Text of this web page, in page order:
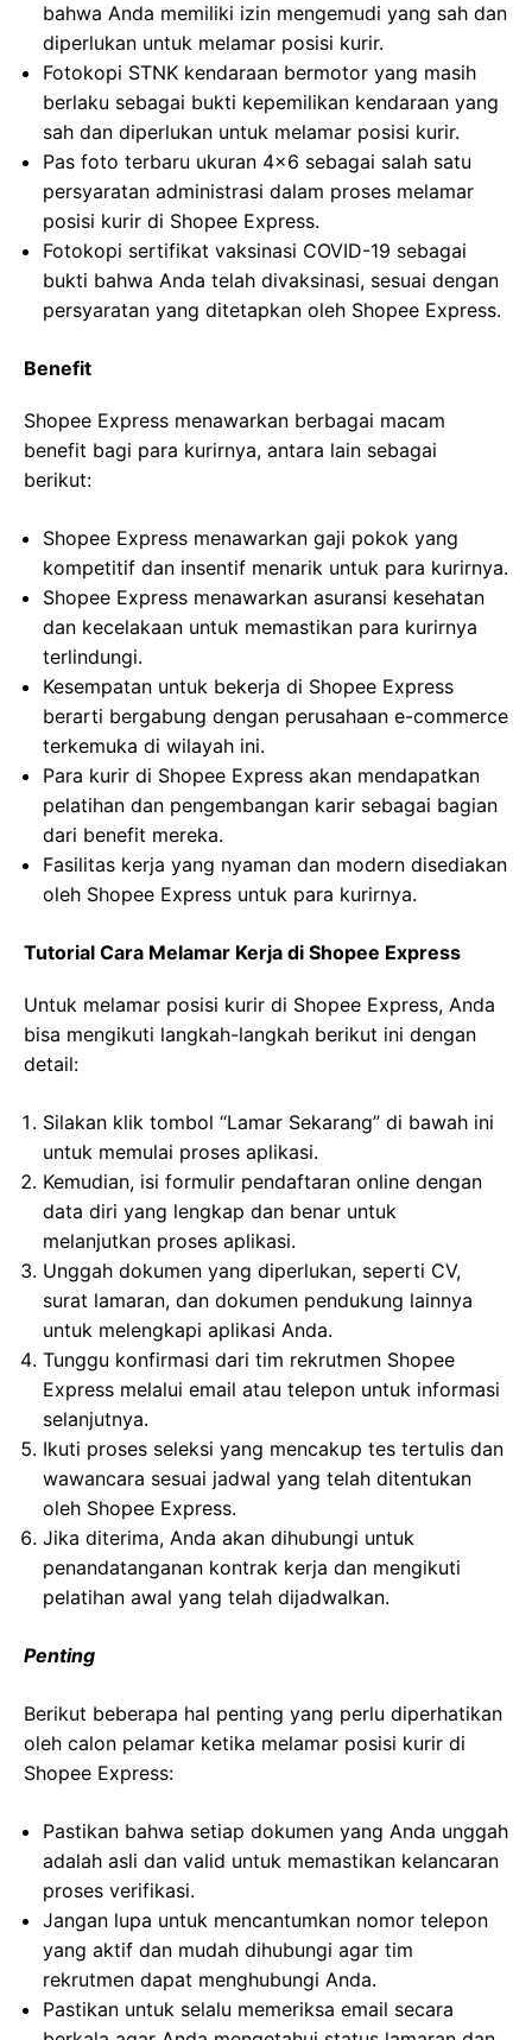
bahwa Anda memiliki izin mengemudi yang sah dan
diperlukan untuk melamar posisi kurir.
Fotokopi STNK kendaraan bermotor yang masih
berlaku sebagai bukti kepemilikan kendaraan yang
sah dan diperlukan untuk melamar posisi kurir.
Pas foto terbaru ukuran 4×6 sebagai salah satu
persyaratan administrasi dalam proses melamar
posisi kurir di Shopee Express.
Fotokopi sertifikat vaksinasi COVID-19 sebagai
bukti bahwa Anda telah divaksinasi, sesuai dengan
persyaratan yang ditetapkan oleh Shopee Express.
Benefit
Shopee Express menawarkan berbagai macam
benefit bagi para kurirnya, antara lain sebagai
berikut:
Shopee Express menawarkan gaji pokok yang
kompetitif dan insentif menarik untuk para kurirnya.
Shopee Express menawarkan asuransi kesehatan
dan kecelakaan untuk memastikan para kurirnya
terlindungi.
Kesempatan untuk bekerja di Shopee Express
berarti bergabung dengan perusahaan e-commerce
terkemuka di wilayah ini.
Para kurir di Shopee Express akan mendapatkan
pelatihan dan pengembangan karir sebagai bagian
dari benefit mereka.
Fasilitas kerja yang nyaman dan modern disediakan
oleh Shopee Express untuk para kurirnya.
Tutorial Cara Melamar Kerja di Shopee Express
Untuk melamar posisi kurir di Shopee Express, Anda
bisa mengikuti langkah-langkah berikut ini dengan
detail:
Silakan klik tombol “Lamar Sekarang” di bawah ini
untuk memulai proses aplikasi.
Kemudian, isi formulir pendaftaran online dengan
data diri yang lengkap dan benar untuk
melanjutkan proses aplikasi.
Unggah dokumen yang diperlukan, seperti CV,
surat lamaran, dan dokumen pendukung lainnya
untuk melengkapi aplikasi Anda.
Tunggu konfirmasi dari tim rekrutmen Shopee
Express melalui email atau telepon untuk informasi
selanjutnya.
Ikuti proses seleksi yang mencakup tes tertulis dan
wawancara sesuai jadwal yang telah ditentukan
oleh Shopee Express.
Jika diterima, Anda akan dihubungi untuk
penandatanganan kontrak kerja dan mengikuti
pelatihan awal yang telah dijadwalkan.
Penting
Berikut beberapa hal penting yang perlu diperhatikan
oleh calon pelamar ketika melamar posisi kurir di
Shopee Express:
Pastikan bahwa setiap dokumen yang Anda unggah
adalah asli dan valid untuk memastikan kelancaran
proses verifikasi.
Jangan lupa untuk mencantumkan nomor telepon
yang aktif dan mudah dihubungi agar tim
rekrutmen dapat menghubungi Anda.
Pastikan untuk selalu memeriksa email secara